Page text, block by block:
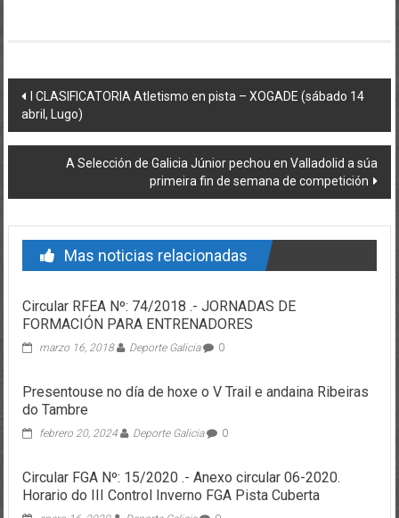
Post navigation
I CLASIFICATORIA Atletismo en pista – XOGADE (sábado 14
abril, Lugo)
A Selección de Galicia Júnior pechou en Valladolid a súa
primeira fin de semana de competición
Mas noticias relacionadas
Circular RFEA Nº: 74/2018 .- JORNADAS DE
FORMACIÓN PARA ENTRENADORES
marzo 16, 2018 Deporte Galicia 0
Presentouse no día de hoxe o V Trail e andaina Ribeiras
do Tambre
febrero 20, 2024 Deporte Galicia 0
Circular FGA Nº: 15/2020 .- Anexo circular 06-2020.
Horario do III Control Inverno FGA Pista Cuberta